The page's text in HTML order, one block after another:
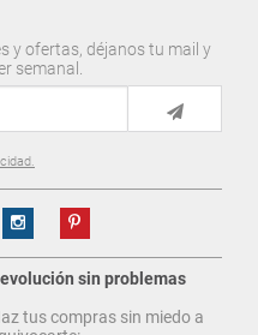
y ofertas, déjanos tu mail y
semanal.
sin problemas
tus compras sin miedo a